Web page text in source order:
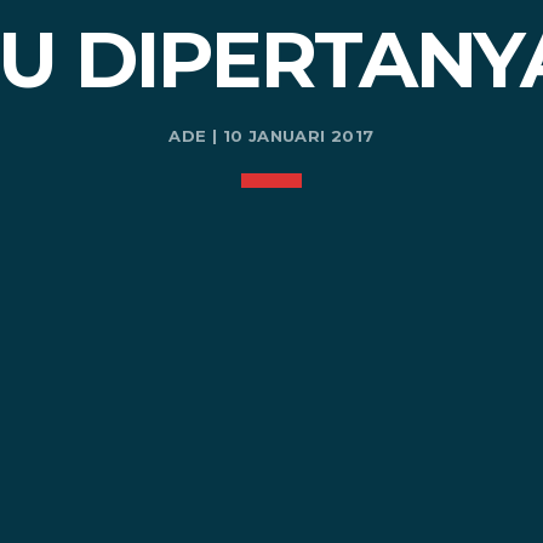
ADE | 10 JANUARI 2017